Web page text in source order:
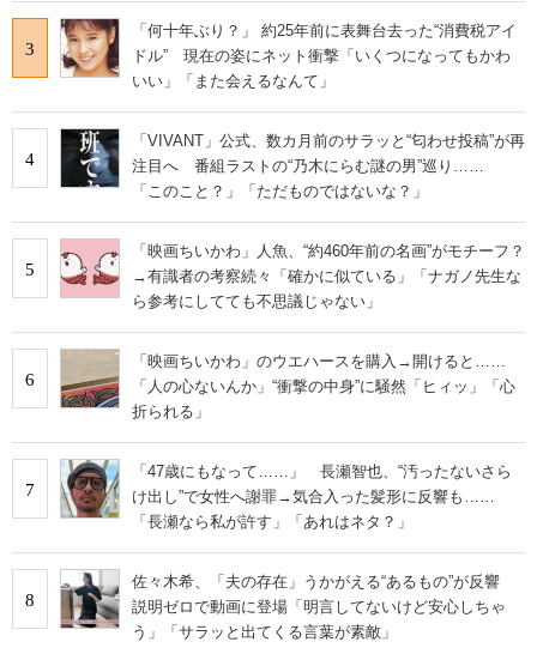
3
「何十年ぶり？」 約25年前に表舞台去った“消費税アイ
ドル” 現在の姿にネット衝撃「いくつになってもかわ
いい」「また会えるなんて」
4
「VIVANT」公式、数カ月前のサラッと“匂わせ投稿”が再
注目へ 番組ラストの“乃木にらむ謎の男”巡り……
「このこと？」「ただものではないな？」
5
「映画ちいかわ」人魚、“約460年前の名画”がモチーフ？
→有識者の考察続々「確かに似ている」「ナガノ先生な
ら参考にしてても不思議じゃない」
6
「映画ちいかわ」のウエハースを購入→開けると……
「人の心ないんか」“衝撃の中身”に騒然「ヒィッ」「心
折られる」
7
「47歳にもなって……」 長瀬智也、“汚ったないさら
け出し”で女性へ謝罪→気合入った髪形に反響も……
「長瀬なら私が許す」「あれはネタ？」
8
佐々木希、「夫の存在」うかがえる“あるもの”が反響
説明ゼロで動画に登場「明言してないけど安心しちゃ
う」「サラッと出てくる言葉が素敵」